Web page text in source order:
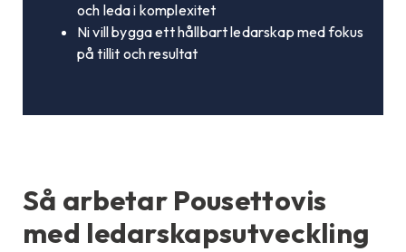
och leda i komplexitet
Ni vill bygga ett hållbart ledarskap med fokus
på tillit och resultat
Så arbetar Pousettovis
med ledarskapsutveckling